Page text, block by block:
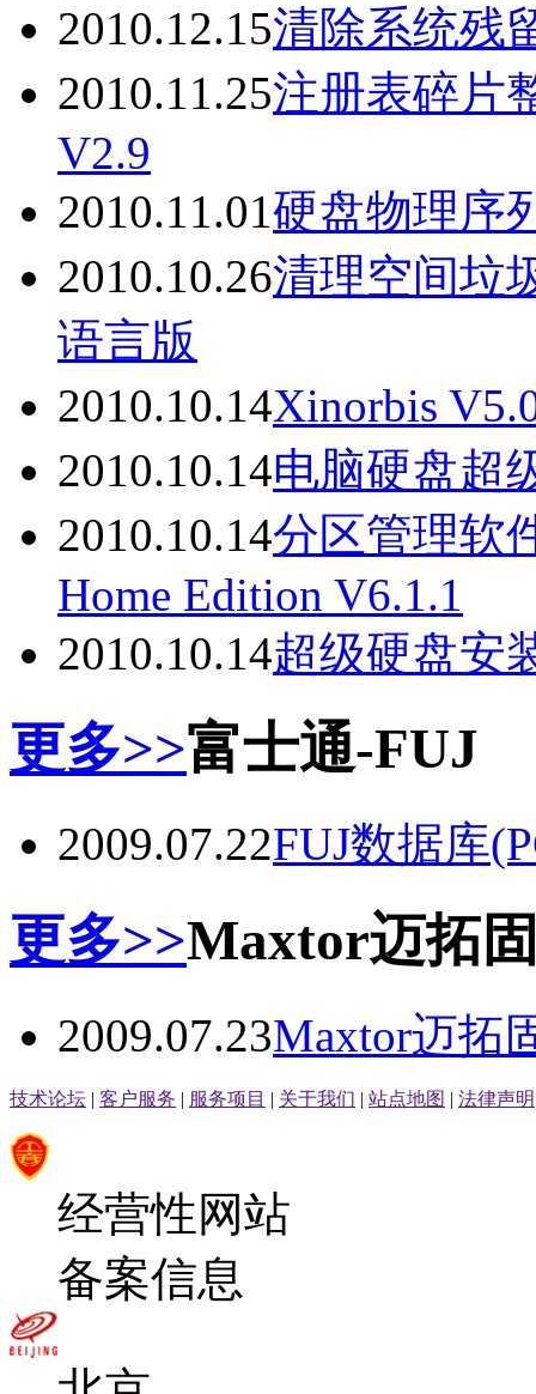
2010.12.15清除系统残
2010.11.25注册表碎片
V2.9
2010.11.01硬盘物理序
2010.10.26清理空间垃
语言版
2010.10.14Xinorbis
2010.10.14电脑硬盘超
2010.10.14分区管理软
Home Edition V6.1.1
2010.10.14超级硬盘安
更多>>富士通-FUJ
2009.07.22FUJ数据库
更多>>Maxtor迈拓
2009.07.23Maxtor迈拓
技术论坛 | 客户服务 | 服务项目 | 关于我们 | 站点地图 | 法律声明
经营性网站
备案信息